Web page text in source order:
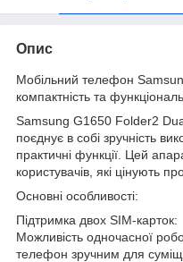
Опис
Мобільний телефон
компактність та
Samsung G1650 Folder2
поєднує в собі зручність
практичні функції. Цей
користувачів, які цінують
Основні особливості:
Підтримка двох SIM-карток:
Можливість одночасної
телефон зручним для